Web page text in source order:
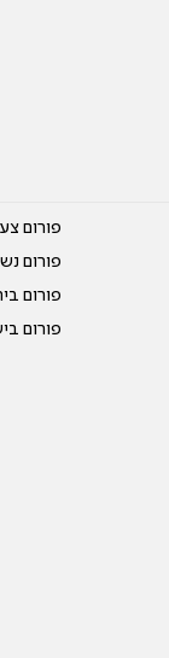
פורום
פורום
פורום
פורום